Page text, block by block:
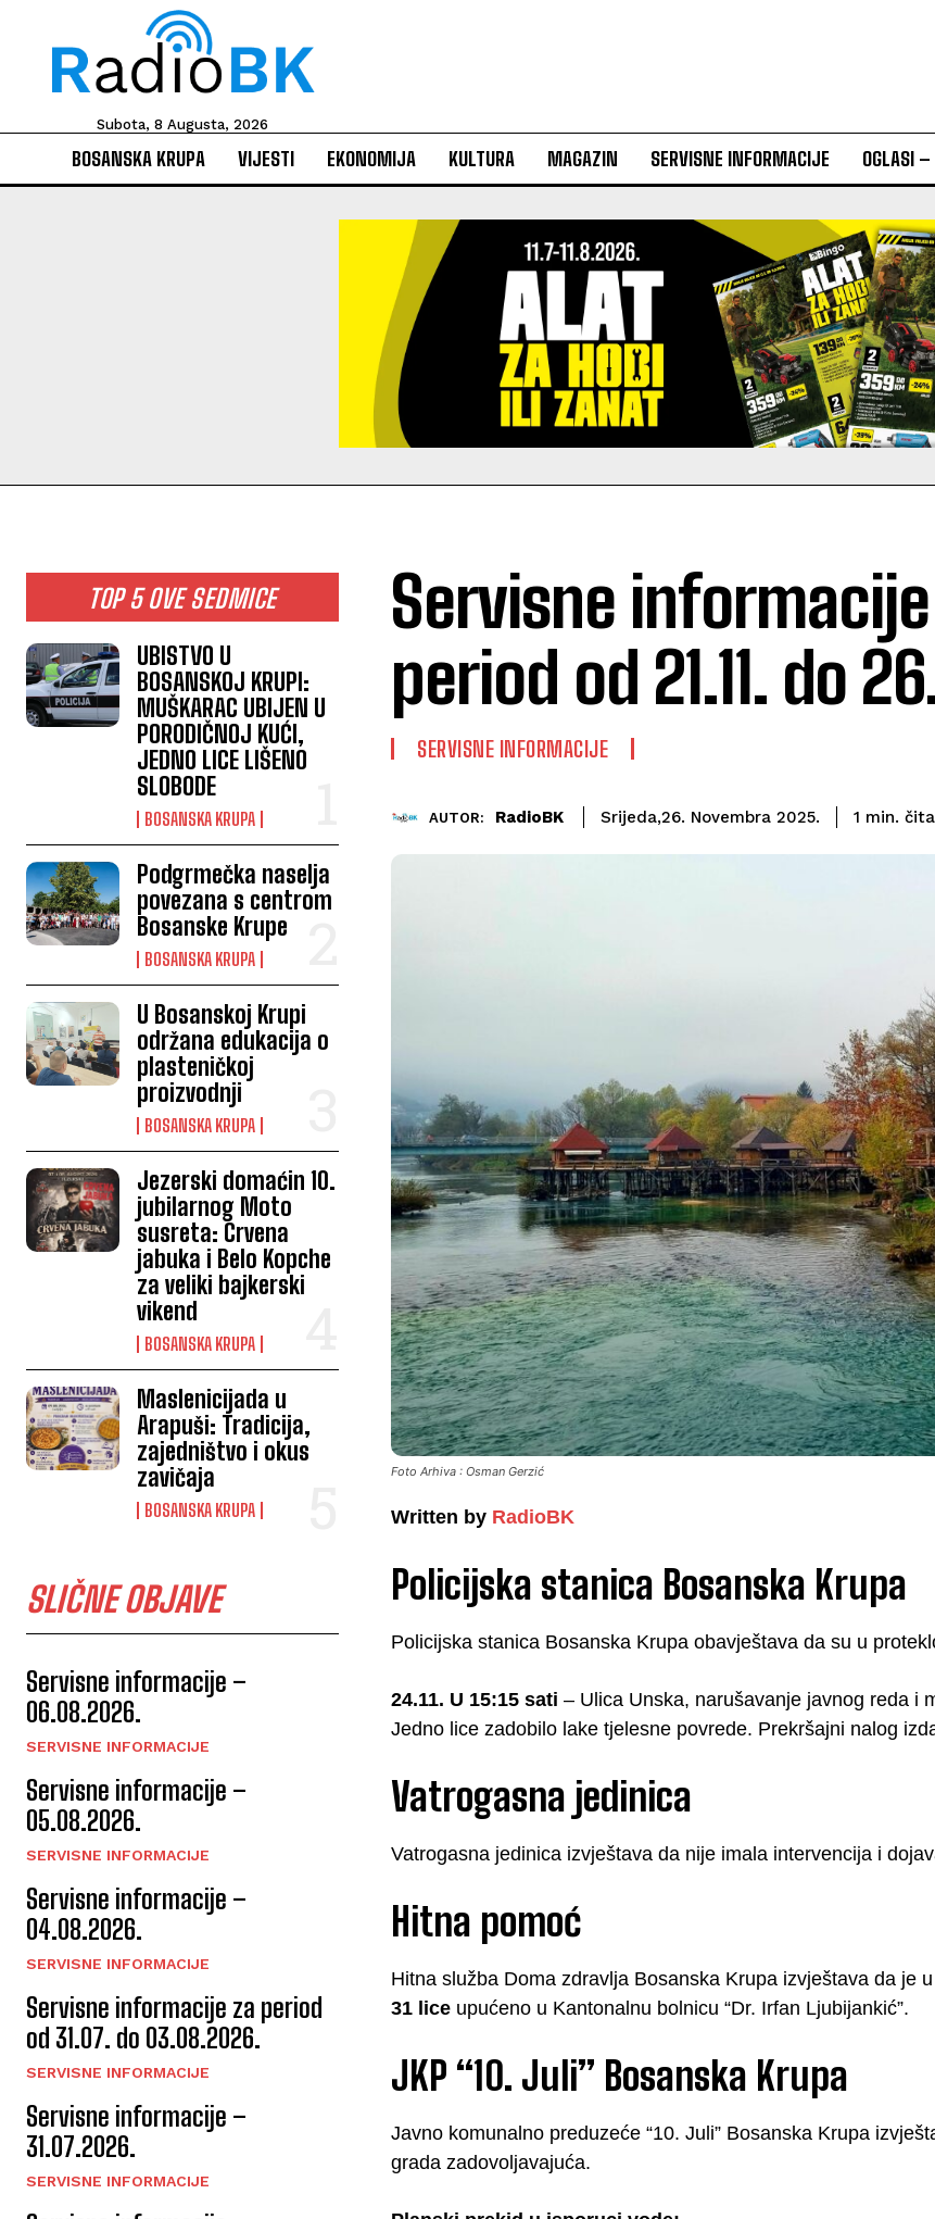
Subota, 8 Augusta, 2026
BOSANSKA KRUPA VIJESTI EKONOMIJA KULTURA MAGAZIN SERVISNE INFORMACIJE OGLASI
TOP 5 OVE SEDMICE
UBISTVO U
BOSANSKOJ KRUPI:
MUŠKARAC UBIJEN U
PORODIČNOJ KUĆI,
JEDNO LICE LIŠENO
SLOBODE
BOSANSKA KRUPA
Podgrmečka naselja
povezana s centrom
Bosanske Krupe
BOSANSKA KRUPA
U Bosanskoj Krupi
održana edukacija o
plasteničkoj
proizvodnji
BOSANSKA KRUPA
Jezerski domaćin 10.
jubilarnog Moto
susreta: Crvena
jabuka i Belo Kopche
za veliki bajkerski
vikend
BOSANSKA KRUPA
Maslenicijada u
Arapuši: Tradicija,
zajedništvo i okus
zavičaja
BOSANSKA KRUPA
SLIČNE OBJAVE
Servisne informacije –
06.08.2026.
SERVISNE INFORMACIJE
Servisne informacije –
05.08.2026.
SERVISNE INFORMACIJE
Servisne informacije –
04.08.2026.
SERVISNE INFORMACIJE
Servisne informacije za period
od 31.07. do 03.08.2026.
SERVISNE INFORMACIJE
Servisne informacije –
31.07.2026.
SERVISNE INFORMACIJE
Servisne
period od 21.11. do
SERVISNE INFORMACIJE
AUTOR: RadioBK Srijeda,26. Novembra 2025. 1 min.
Foto Arhiva : Osman Gerzić
Written by RadioBK
Policijska stanica Bosanska Krupa
Policijska stanica Bosanska Krupa obavještava da su u
24.11. U 15:15 sati – Ulica Unska, narušavanje javnog reda i
Jedno lice zadobilo lake tjelesne povrede. Prekršajni nalog
Vatrogasna jedinica
Vatrogasna jedinica izvještava da nije imala intervencija i
Hitna pomoć
Hitna služba Doma zdravlja Bosanska Krupa izvještava da je
31 lice upućeno u Kantonalnu bolnicu “Dr. Irfan Ljubijankić”.
JKP “10. Juli” Bosanska Krupa
Javno komunalno preduzeće “10. Juli” Bosanska Krupa
grada zadovoljavajuća.